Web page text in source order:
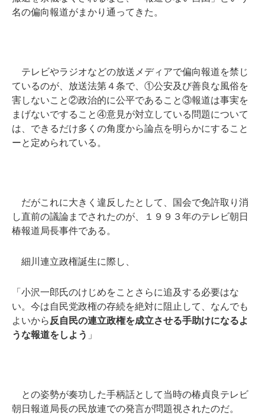
名の偏向報道がまかり通ってきた。
テレビやラジオなどの放送メディアで偏向報道を禁じ
ているのが、放送法第４条で、①公安及び善良な風俗を
害しないこと②政治的に公平であること③報道は事実を
まげないですること④意見が対立している問題について
は、できるだけ多くの角度から論点を明らかにすること
ーと定められている。
だがこれに大きく違反したとして、国会で免許取り消
し直前の議論までされたのが、１９９３年のテレビ朝日
椿報道局長事件である。
細川連立政権誕生に際し、
「小沢一郎氏のけじめをことさらに追及する必要はな
い。今は自民党政権の存続を絶対に阻止して、なんでも
よいから 反自民の連立政権を成立させる手助けになるよ
うな報道をしよう 」
との姿勢が奏功した手柄話として当時の椿貞良テレビ
朝日報道局長の民放連での発言が問題視されたのだ。